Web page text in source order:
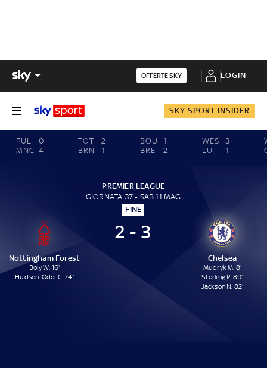
OFFERTE SKY LOGIN
SKY SPORT INSIDER
FUL
0
MNC 4
TOT
2
BRN
1
BOU
1
BRE
2
WES
3
LUT
1
PREMIER LEAGUE
GIORNATA 37 - SAB 11 MAG
FINE
Nottingham Forest
Boly W. 16'
Hudson-Odoi C. 74'
2 - 3
Chelsea
Mudryk M. 8'
Sterling R. 80'
Jackson N. 82'